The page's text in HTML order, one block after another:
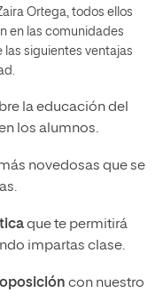
Ortega, todos ellos
en las comunidades
las siguientes ventajas
la educación del
los alumnos.
novedosas que se
que te permitirá
impartas clase.
con nuestro